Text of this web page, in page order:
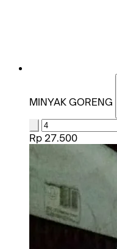
MINYAK GORENG
Rp 27.500